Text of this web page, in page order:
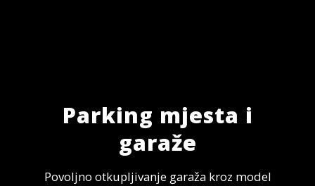
Parking mjesta i
garaže
Povoljno otkupljivanje garaža kroz model